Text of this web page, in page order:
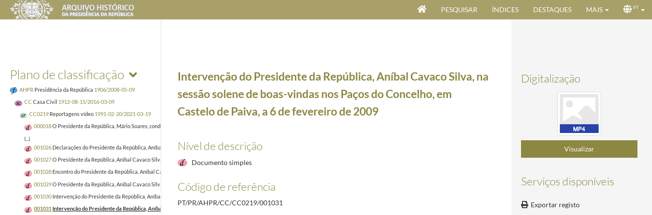
PESQUISAR ÍNDICES DESTAQUES MAIS PT
Plano de classificação
AHPR Presidência da República 1906/2008-05-09
CC Casa Civil 1912-08-15/2016-03-09
CC0219 Reportagens vídeo 1991-02-20/2021-03-19
000018O Presidente da República, Mário Soares, condecora servidores do Estado, na Sala dos Embaixadores do Palácio Nacional da Ajuda, a 20 de fevereiro de 1991
(...)
001026 Declarações do Presidente da República, Aníbal Cavaco Silva, após a abertura do III Conselho para a Globalização da COTEC, Penha Longa, Sintra, a 21 novembro 2008
001027O Presidente da República, Aníbal Cavaco Silva, faz declarações à margem do torneio de golfe “Taça Portugal Solidário”, no Hotel Quinta da Marinha, Cascais, a 31 de janeiro de 2009
2009-01-31/2009-01-31
001028 Encontro do Presidente da República, Aníbal Cavaco Silva, com o Presidente da Federação da Rússia, Dmitri Medvedev, na Fortaleza do Guincho, Cascais, a 21 novembro 2008
001029O Presidente da República, Aníbal Cavaco Silva, faz declarações à margem do torneio de golfe “Taça Portugal Solidário”, no Hotel Quinta da Marinha, Cascais, a 31 de janeiro de 2009
2009-01-31/2009-01-31
001030 Intervenção do Presidente da República, Aníbal Cavaco Silva, na inauguração do núcleo sede do Museu de Sines e Casa Vasco da Gama, no Castelo de Sines, a 24 novembro 2008
001031 Intervenção do Presidente da República, Aníbal Cavaco Silva, na sessão solene de boas-vindas nos Paços do Concelho, em Castelo de Paiva, a 6 de fevereiro de 2009
Digitalização
Visualizar
Serviços disponíveis
Exportar registo
Intervenção do Presidente da República, Aníbal Cavaco Silva, na
sessão solene de boas-vindas nos Paços do Concelho, em
Castelo de Paiva, a 6 de fevereiro de 2009
Nível de descrição
Documento simples
Código de referência
PT/PR/AHPR/CC/CC0219/001031